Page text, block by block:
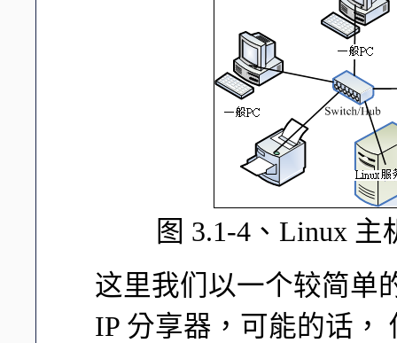
图 3.1-4、Linux
这里我们以一个较简单
IP 分享器，可能的话，